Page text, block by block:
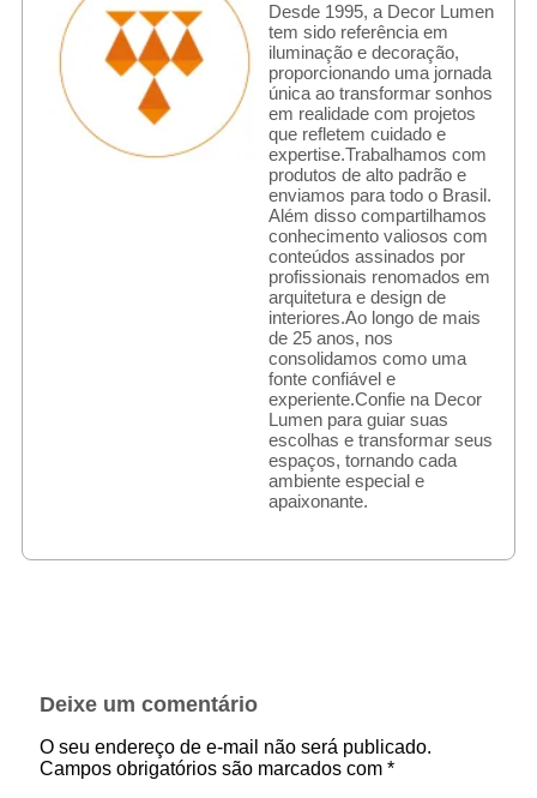
Desde 1995, a Decor Lumen
tem sido referência em
iluminação e decoração,
proporcionando uma jornada
única ao transformar sonhos
em realidade com projetos
que refletem cuidado e
expertise.Trabalhamos com
produtos de alto padrão e
enviamos para todo o Brasil.
Além disso compartilhamos
conhecimento valiosos com
conteúdos assinados por
profissionais renomados em
arquitetura e design de
interiores.Ao longo de mais
de 25 anos, nos
consolidamos como uma
fonte confiável e
experiente.Confie na Decor
Lumen para guiar suas
escolhas e transformar seus
espaços, tornando cada
ambiente especial e
apaixonante.
Deixe um comentário
O seu endereço de e-mail não será publicado.
Campos obrigatórios são marcados com *